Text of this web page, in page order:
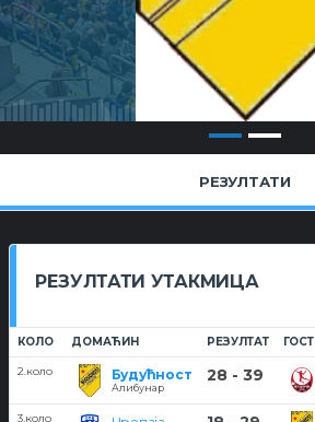
РЕЗУЛТАТИ
РЕЗУЛТАТИ УТАКМИЦА
КОЛО ДОМАЋИН РЕЗУЛТАТ ГОСТ
2.коло Будућност
Алибунар
28 - 39
3.коло